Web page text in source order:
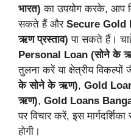
भारत) का उपयोग करके, आप
सकते हैं और Secure Gold
ऋण प्रस्ताव) पा सकते हैं।
Personal Loan (सोने के
तुलना करें या क्षेत्रीय विकल्पों
के सोने के ऋण), Gold
ऋण), Gold Loans
पर विचार करें, इस
होगी।